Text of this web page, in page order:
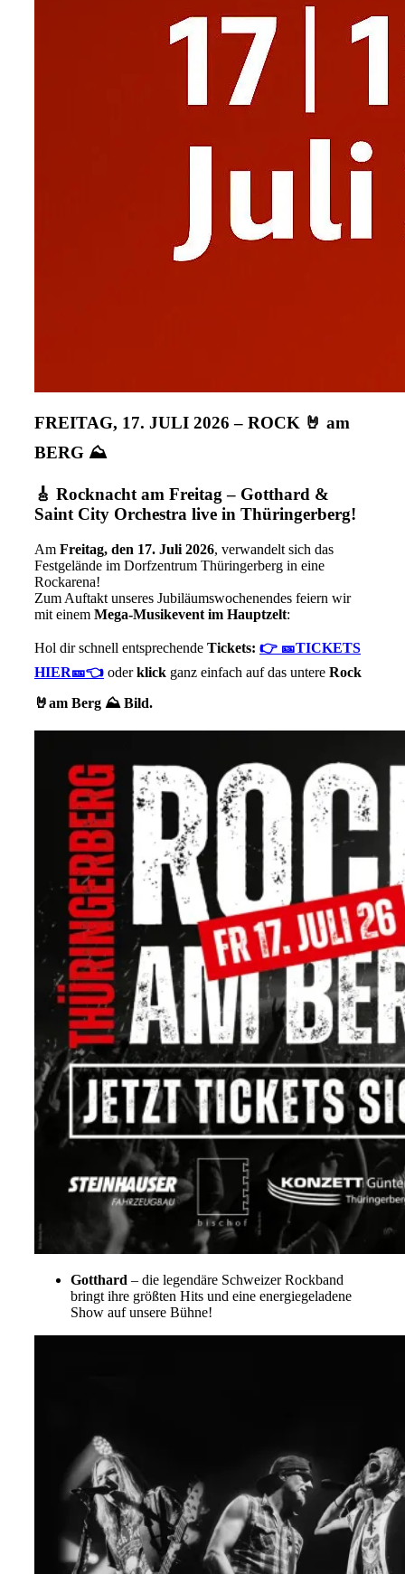
FREITAG, 17. JULI 2026 – ROCK 🤘 am
BERG ⛰️
🎸 Rocknacht am Freitag – Gotthard &
Saint City Orchestra live in Thüringerberg!
Am Freitag, den 17. Juli 2026, verwandelt sich das
Festgelände im Dorfzentrum Thüringerberg in eine
Rockarena!
Zum Auftakt unseres Jubiläumswochenendes feiern wir
mit einem Mega-Musikevent im Hauptzelt:
Hol dir schnell entsprechende Tickets: 👉 🎫TICKETS
HIER🎫👈 oderklick ganz einfach auf das untere Rock
🤘am Berg ⛰️ Bild.
Gotthard – die legendäre Schweizer Rockband
bringt ihre größten Hits und eine energiegeladene
Show auf unsere Bühne!